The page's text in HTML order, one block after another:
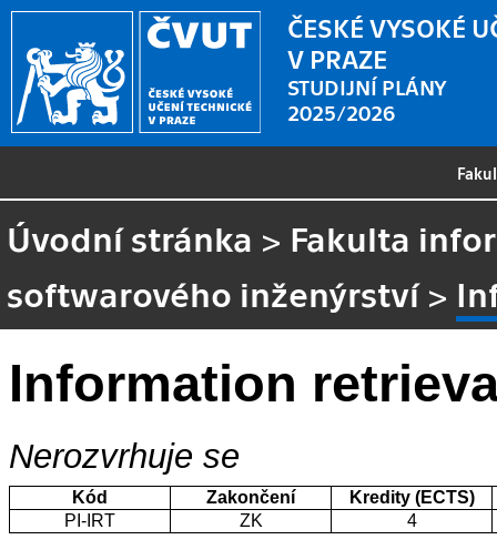
ČESKÉ VYSOKÉ
V PRAZE
STUDIJNÍ PLÁNY
2025/2026
Úvodní stránka > Fakulta
softwarového inženýrství>
Information
Nerozvrhuje se
Kód Zakončení
Kredity (ECTS)
PI-IRT
ZK 4